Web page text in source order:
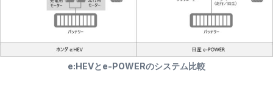
e:HEVとe-POWERのシステム比較